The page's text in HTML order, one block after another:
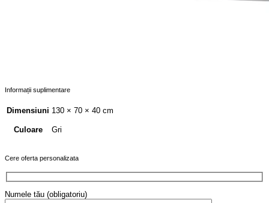
Informații suplimentare
Dimensiuni 130 × 70 × 40 cm
Culoare Gri
Cere oferta personalizata
Numele tău (obligatoriu)